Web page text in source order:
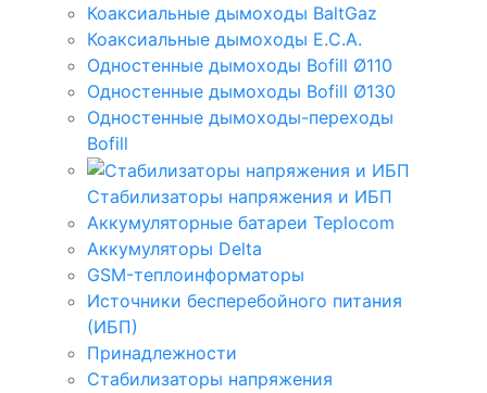
Коаксиальные дымоходы BaltGaz
Коаксиальные дымоходы E.C.A.
Одностенные дымоходы Bofill Ø110
Одностенные дымоходы Bofill Ø130
Одностенные дымоходы-переходы
Bofill
Стабилизаторы напряжения и ИБП
Аккумуляторные батареи Teplocom
Аккумуляторы Delta
GSM-теплоинформаторы
Источники бесперебойного питания
(ИБП)
Принадлежности
Стабилизаторы напряжения